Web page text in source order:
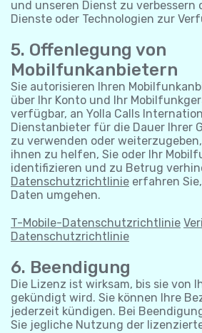
und unseren Dienst zu verbessern
Dienste oder Technologien zur
5. Offenlegung von
Mobilfunkanbietern
Sie autorisieren Ihren
über Ihr Konto und Ihr
verfügbar, an Yolla Calls
Dienstanbieter für die Dauer Ihrer
zu verwenden oder
ihnen zu helfen, Sie oder Ihr
identifizieren und zu Betrug
Datenschutzrichtlinie erfahren
Daten umgehen.
T-Mobile-Datenschutzrichtlinie
Datenschutzrichtlinie
6. Beendigung
Die Lizenz ist wirksam, bis sie von
gekündigt wird. Sie können Ihre
jederzeit kündigen. Bei
Sie jegliche Nutzung der